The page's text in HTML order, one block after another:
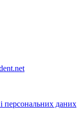
персональних даних